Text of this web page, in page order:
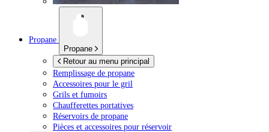
Propane
Propane
Retour au menu principal
Remplissage de propane
Accessoires pour le gril
Grils et fumoirs
Chaufferettes portatives
Réservoirs de propane
Pièces et accessoires pour réservoir